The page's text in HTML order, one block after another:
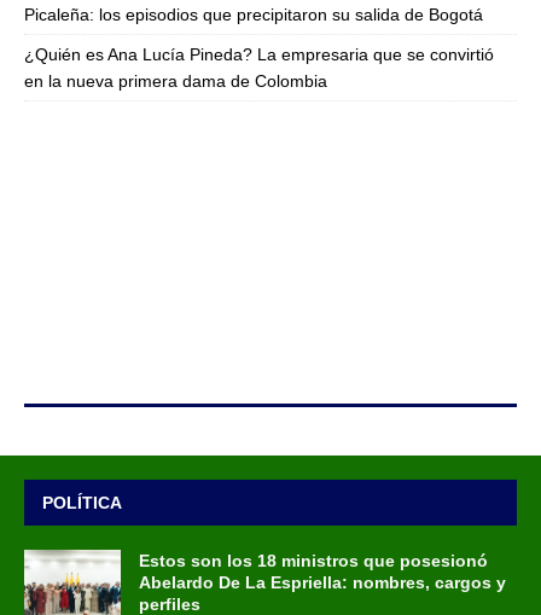
Picaleña: los episodios que precipitaron su salida de Bogotá
¿Quién es Ana Lucía Pineda? La empresaria que se convirtió
en la nueva primera dama de Colombia
POLÍTICA
Estos son los 18 ministros que posesionó
Abelardo De La Espriella: nombres, cargos y
perfiles